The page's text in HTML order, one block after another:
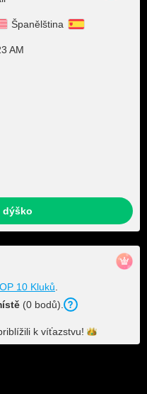
Španělština
AM
dýško
10 Kluků
(0 bodů).
k víťazstvu!